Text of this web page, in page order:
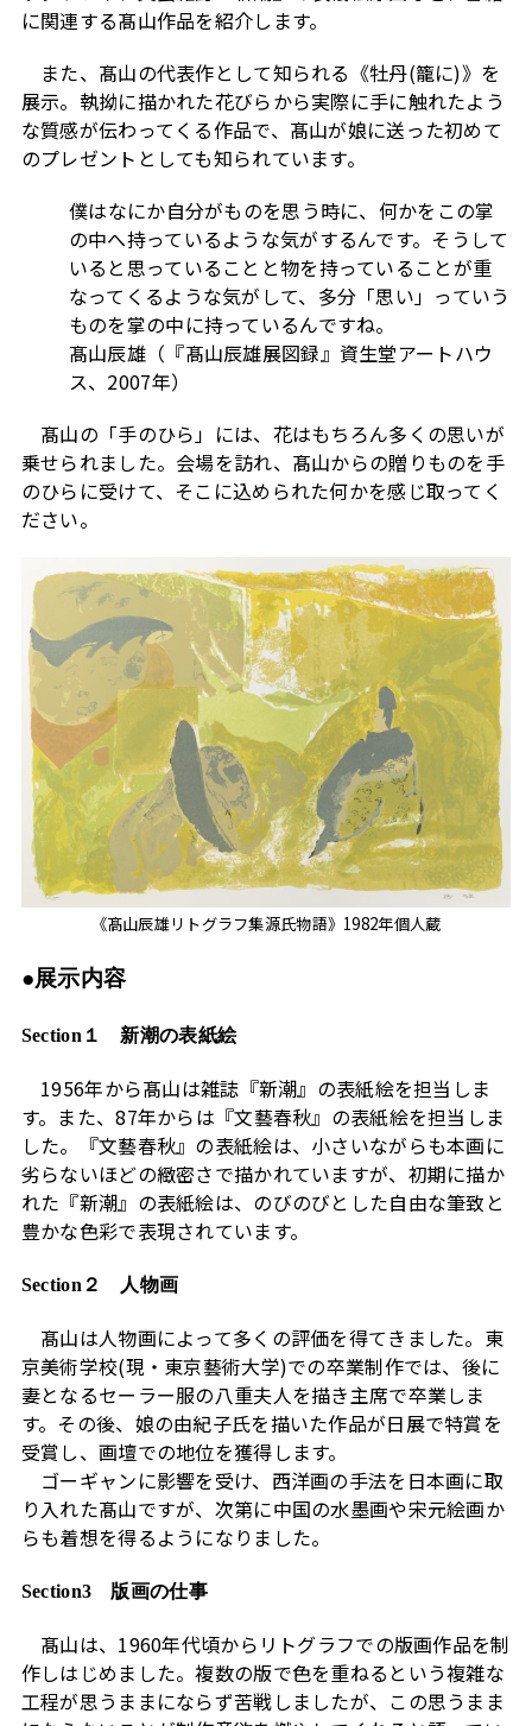
に関連する髙山作品を紹介します。
また、髙山の代表作として知られる《牡丹(籠に)》を
展示。執拗に描かれた花びらから実際に手に触れたよう
な質感が伝わってくる作品で、髙山が娘に送った初めて
のプレゼントとしても知られています。
――僕はなにか自分がものを思う時に、何かをこの掌
の中へ持っているような気がするんです。そうして
いると思っていることと物を持っていることが重
なってくるような気がして、多分「思い」っていう
ものを掌の中に持っているんですね。
髙山辰雄（『髙山辰雄展図録』資生堂アートハウ
ス、2007年）
髙山の「手のひら」には、花はもちろん多くの思いが
乗せられました。会場を訪れ、髙山からの贈りものを手
のひらに受けて、そこに込められた何かを感じ取ってく
ださい。
《髙山辰雄リトグラフ集源氏物語》1982年個人蔵
●展示内容
Section１ 新潮の表紙絵
1956年から髙山は雑誌『新潮』の表紙絵を担当しま
す。また、87年からは『文藝春秋』の表紙絵を担当しま
した。『文藝春秋』の表紙絵は、小さいながらも本画に
劣らないほどの緻密さで描かれていますが、初期に描か
れた『新潮』の表紙絵は、のびのびとした自由な筆致と
豊かな色彩で表現されています。
Section２ 人物画
髙山は人物画によって多くの評価を得てきました。東
京美術学校(現・東京藝術大学)での卒業制作では、後に
妻となるセーラー服の八重夫人を描き主席で卒業しま
す。その後、娘の由紀子氏を描いた作品が日展で特賞を
受賞し、画壇での地位を獲得します。
ゴーギャンに影響を受け、西洋画の手法を日本画に取
り入れた髙山ですが、次第に中国の水墨画や宋元絵画か
らも着想を得るようになりました。
Section3 版画の仕事
髙山は、1960年代頃からリトグラフでの版画作品を制
作しはじめました。複数の版で色を重ねるという複雑な
工程が思うままにならず苦戦しましたが、この思うまま